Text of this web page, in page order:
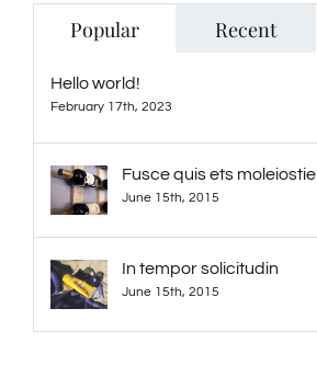
Popular Recent
Hello world!
February 17th, 2023
Fusce quis ets moleiostie
June 15th, 2015
In tempor solicitudin
June 15th, 2015